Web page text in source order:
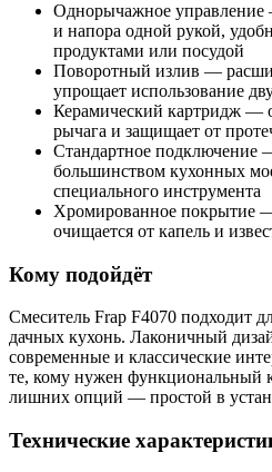
Однорычажное управление
и напора одной рукой,
продуктами или посудой
Поворотный излив —
упрощает использование
Керамический картридж —
рычага и защищает от
Стандартное подключение
большинством кухонных
специального инструмента
Хромированное покрытие —
очищается от капель и
Кому подойдёт
Смеситель Frap F4070 подходит
дачных кухонь. Лаконичный
современные и классические
те, кому нужен функциональный
лишних опций — простой в
Технические